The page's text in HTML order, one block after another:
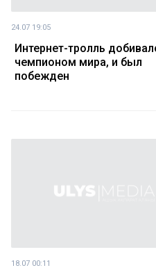
24.07 19:05
Интернет-тролль
чемпионом мира, и был
побежден
18.07 00:11